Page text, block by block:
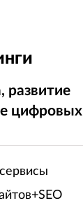
развитие
цифровых